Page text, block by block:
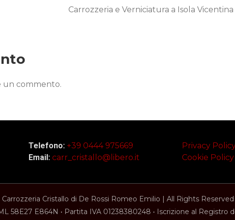
Carrozzeria e Verniciatura a Isola Vicentina
un commento.
Telefono: +39 0444 975669
Email: carr_cristallo@libero.it
Privacy
Cookie Policy
Cristallo di De Rossi Romeo Emilio | All Rights
58E27 E864N • Partita IVA 01238380248 • Iscrizione al Registro